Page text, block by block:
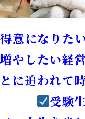
意になりた
やしたい経
に追われて
受験